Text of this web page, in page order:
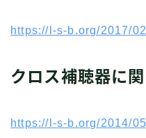
https://l-s-b.org/2017/
クロス補聴器に
https://l-s-b.org/2014/